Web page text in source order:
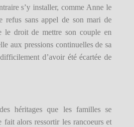
s’y installer, comme Anne le
refus sans appel de son mari de
le droit de mettre son couple en
aux pressions continuelles de sa
d’avoir été écartée de
héritages que les familles se
fait alors ressortir les rancoeurs et